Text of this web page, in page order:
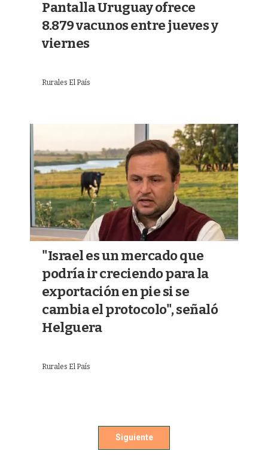
Pantalla Uruguay ofrece
8.879 vacunos entre jueves y
viernes
Rurales El País
"Israel es un mercado que
podría ir creciendo para la
exportación en pie si se
cambia el protocolo", señaló
Helguera
Rurales El País
Siguiente